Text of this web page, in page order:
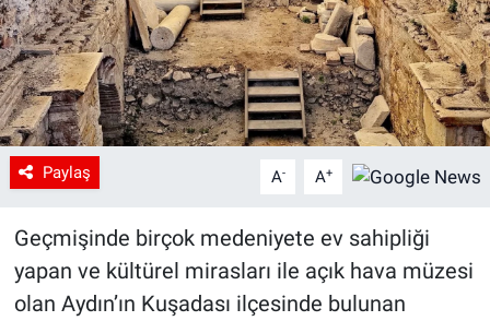
Paylaş A- A+
Geçmişinde birçok medeniyete ev sahipliği
yapan ve kültürel mirasları ile açık hava müzesi
olan Aydın’ın Kuşadası ilçesinde bulunan